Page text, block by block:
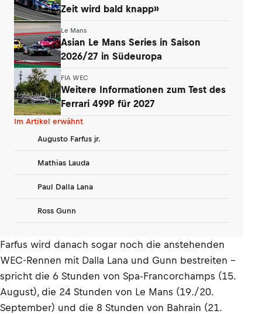
Zeit wird bald knapp»
Le Mans
Asian Le Mans Series in Saison
2026/27 in Südeuropa
FIA WEC
Weitere Informationen zum Test des
Ferrari 499P für 2027
Im Artikel erwähnt
Augusto Farfus jr.
Mathias Lauda
Paul Dalla Lana
Ross Gunn
Farfus wird danach sogar noch die anstehenden
WEC-Rennen mit Dalla Lana und Gunn bestreiten -
spricht die 6 Stunden von Spa-Francorchamps (15.
August), die 24 Stunden von Le Mans (19./20.
September) und die 8 Stunden von Bahrain (21.